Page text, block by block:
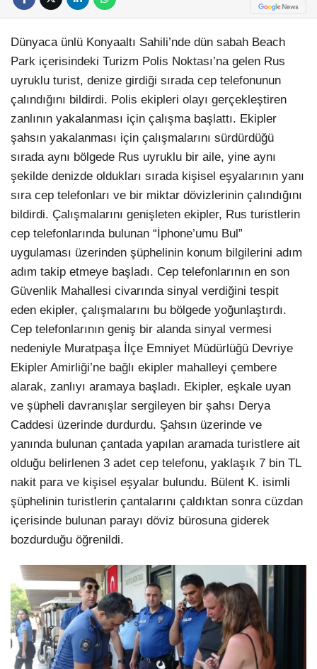
Dünyaca ünlü Konyaaltı Sahili’nde dün sabah Beach
Park içerisindeki Turizm Polis Noktası’na gelen Rus
uyruklu turist, denize girdiği sırada cep telefonunun
çalındığını bildirdi. Polis ekipleri olayı gerçekleştiren
zanlının yakalanması için çalışma başlattı. Ekipler
şahsın yakalanması için çalışmalarını sürdürdüğü
sırada aynı bölgede Rus uyruklu bir aile, yine aynı
şekilde denizde oldukları sırada kişisel eşyalarının yanı
sıra cep telefonları ve bir miktar dövizlerinin çalındığını
bildirdi. Çalışmalarını genişleten ekipler, Rus turistlerin
cep telefonlarında bulunan “İphone’umu Bul”
uygulaması üzerinden şüphelinin konum bilgilerini adım
adım takip etmeye başladı. Cep telefonlarının en son
Güvenlik Mahallesi civarında sinyal verdiğini tespit
eden ekipler, çalışmalarını bu bölgede yoğunlaştırdı.
Cep telefonlarının geniş bir alanda sinyal vermesi
nedeniyle Muratpaşa İlçe Emniyet Müdürlüğü Devriye
Ekipler Amirliği’ne bağlı ekipler mahalleyi çembere
alarak, zanlıyı aramaya başladı. Ekipler, eşkale uyan
ve şüpheli davranışlar sergileyen bir şahsı Derya
Caddesi üzerinde durdurdu. Şahsın üzerinde ve
yanında bulunan çantada yapılan aramada turistlere ait
olduğu belirlenen 3 adet cep telefonu, yaklaşık 7 bin TL
nakit para ve kişisel eşyalar bulundu. Bülent K. isimli
şüphelinin turistlerin çantalarını çaldıktan sonra cüzdan
içerisinde bulunan parayı döviz bürosuna giderek
bozdurduğu öğrenildi.